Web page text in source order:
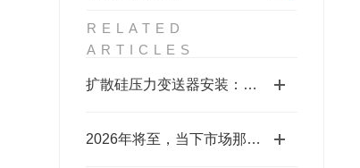
RELATED
ARTICLES
扩散硅压力变送器安装：避开误区，一步到位的实操指南
2026年将至，当下市场那些压力变送器品牌究竟都有谁？